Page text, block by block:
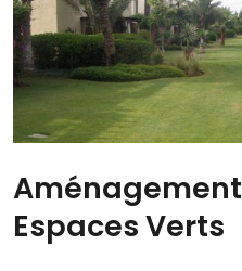
Aménagement
Espaces Verts